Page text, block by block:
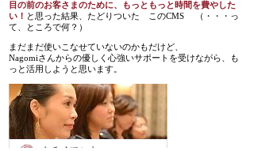
目の前のお客さまのために、もっともっと時間を費やした
い！ と思った結果、たどりついた このCMS （・・・っ
て、ところで何？）
まだまだ使いこなせていないのかもだけど、
Nagomiさんからの優しく心強いサポートを受けながら、も
っと活用しようと思います。